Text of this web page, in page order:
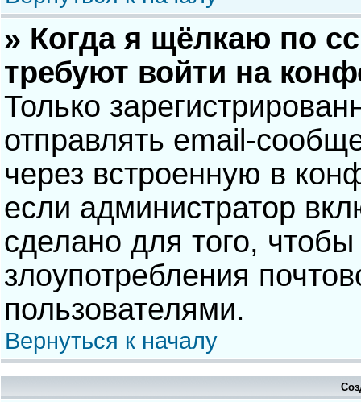
» Когда я щёлкаю по
требуют войти на
Только
отправлять email-
через встроенную в
если администратор
сделано для того, чтобы
злоупотребления
пользователями.
Вернуться к началу